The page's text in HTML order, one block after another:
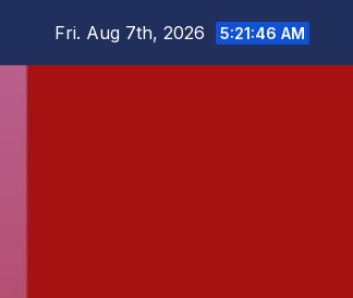
Fri. Aug 7th, 2026 5:21:47 AM